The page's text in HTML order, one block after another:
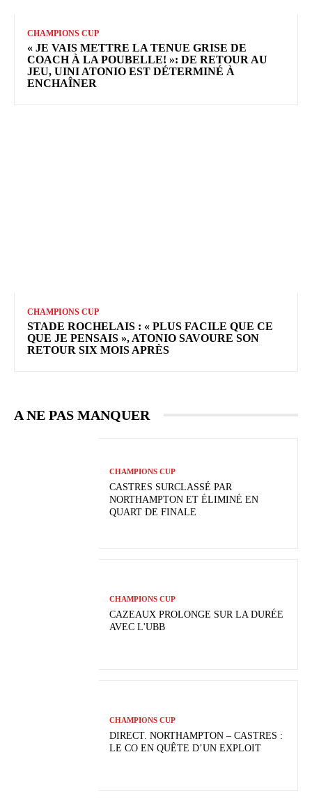
CHAMPIONS CUP
« JE VAIS METTRE LA TENUE GRISE DE
COACH À LA POUBELLE! »: DE RETOUR AU
JEU, UINI ATONIO EST DÉTERMINÉ À
ENCHAÎNER
CHAMPIONS CUP
STADE ROCHELAIS : « PLUS FACILE QUE CE
QUE JE PENSAIS », ATONIO SAVOURE SON
RETOUR SIX MOIS APRÈS
A NE PAS MANQUER
CHAMPIONS CUP
CASTRES SURCLASSÉ PAR
NORTHAMPTON ET ÉLIMINÉ EN
QUART DE FINALE
CHAMPIONS CUP
CAZEAUX PROLONGE SUR LA DURÉE
AVEC L'UBB
CHAMPIONS CUP
DIRECT. NORTHAMPTON – CASTRES :
LE CO EN QUÊTE D’UN EXPLOIT